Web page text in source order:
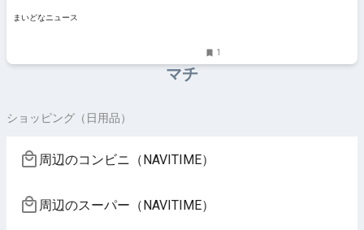
まいどなニュース
1
マチ
ショッピング（日用品）
周辺のコンビニ（NAVITIME）
周辺のスーパー（NAVITIME）